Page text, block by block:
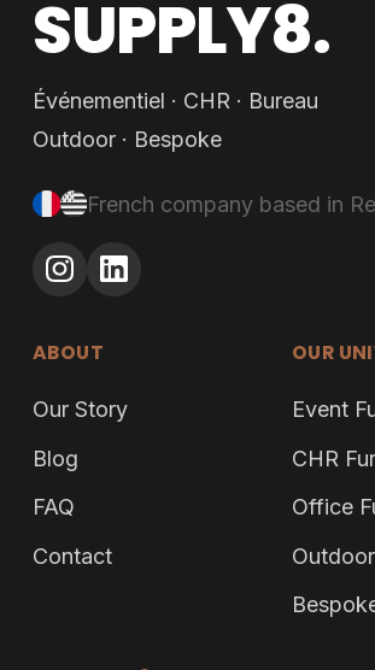
SUPPLY8.
Événementiel · CHR · Bureau
Outdoor · Bespoke
French company based in
ABOUT
Our Story
Blog
FAQ
Contact
OUR
Event
CHR
Office